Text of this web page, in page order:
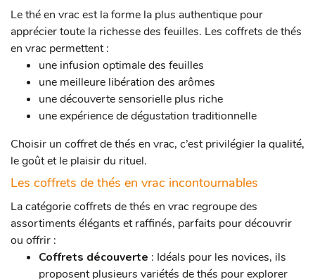
Le thé en vrac est la forme la plus authentique pour
apprécier toute la richesse des feuilles. Les coffrets de thés
en vrac permettent :
une infusion optimale des feuilles
une meilleure libération des arômes
une découverte sensorielle plus riche
une expérience de dégustation traditionnelle
Choisir un coffret de thés en vrac, c’est privilégier la qualité,
le goût et le plaisir du rituel.
Les coffrets de thés en vrac incontournables
La catégorie coffrets de thés en vrac regroupe des
assortiments élégants et raffinés, parfaits pour découvrir
ou offrir :
Coffrets découverte : Idéals pour les novices, ils
proposent plusieurs variétés de thés pour explorer